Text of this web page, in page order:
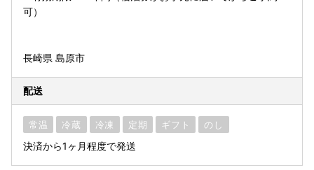
可）
長崎県 島原市
配送
常温 冷蔵 冷凍 定期 ギフト のし
決済から1ヶ月程度で発送